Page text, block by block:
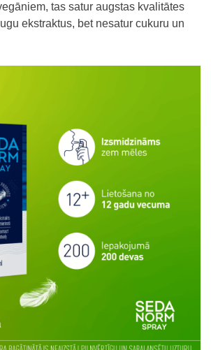
tas satur augstas kvalitātes
ekstraktus, bet nesatur cukuru un